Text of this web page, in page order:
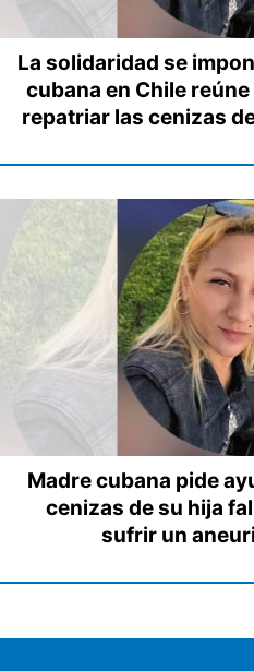
La solidaridad se
cubana en Chile
repatriar las cenizas
Madre cubana pide
cenizas de su hija
sufrir un